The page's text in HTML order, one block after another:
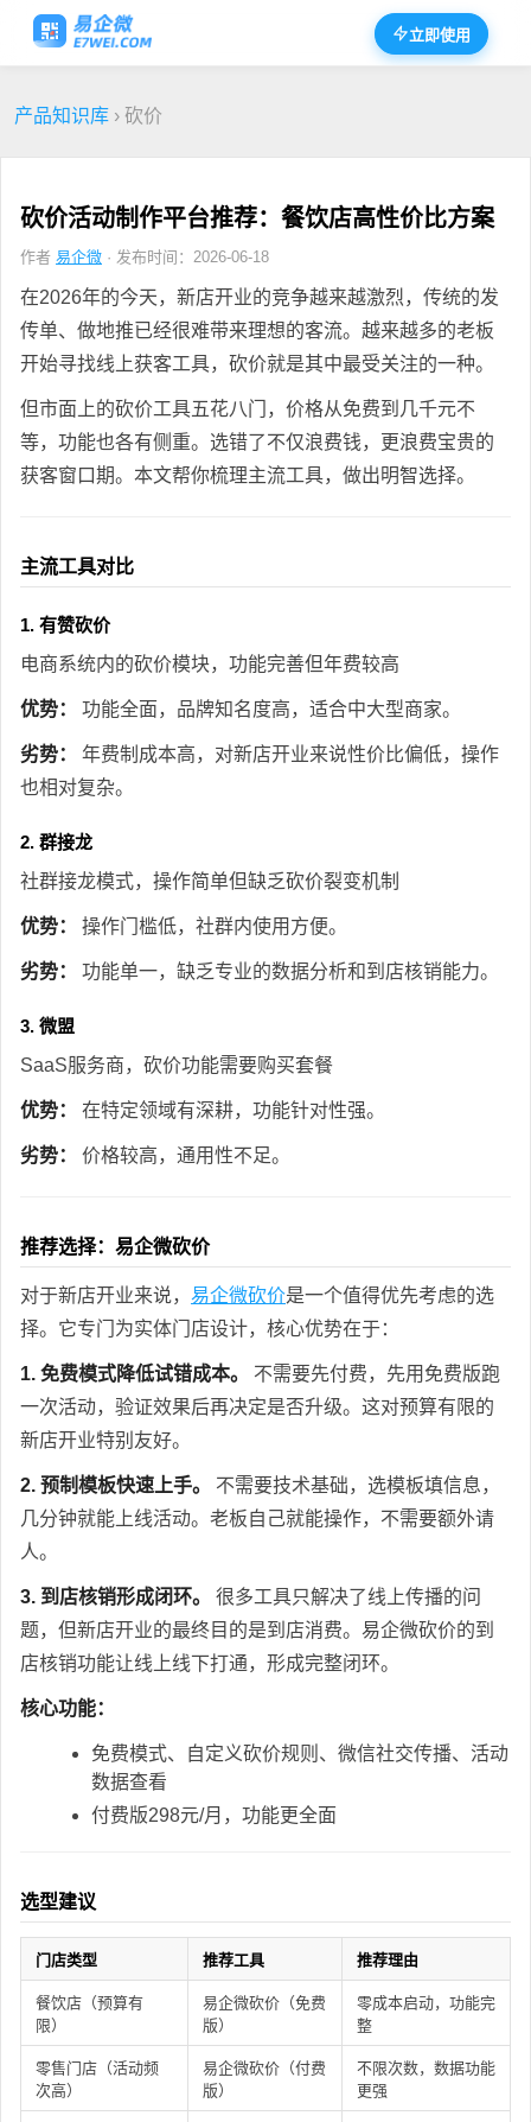
立即使用
产品知识库 › 砍价
砍价活动制作平台推荐：餐饮店高性价比方案
作者 易企微 · 发布时间：2026-06-18
在2026年的今天，新店开业的竞争越来越激烈，传统的发
传单、做地推已经很难带来理想的客流。越来越多的老板
开始寻找线上获客工具，砍价就是其中最受关注的一种。
但市面上的砍价工具五花八门，价格从免费到几千元不
等，功能也各有侧重。选错了不仅浪费钱，更浪费宝贵的
获客窗口期。本文帮你梳理主流工具，做出明智选择。
主流工具对比
1. 有赞砍价
电商系统内的砍价模块，功能完善但年费较高
优势： 功能全面，品牌知名度高，适合中大型商家。
劣势：
年费制成本高，对新店开业来说性价比偏低，操作
也相对复杂。
2. 群接龙
社群接龙模式，操作简单但缺乏砍价裂变机制
优势： 操作门槛低，社群内使用方便。
劣势： 功能单一，缺乏专业的数据分析和到店核销能力。
3. 微盟
SaaS服务商，砍价功能需要购买套餐
优势： 在特定领域有深耕，功能针对性强。
劣势： 价格较高，通用性不足。
推荐选择：易企微砍价
对于新店开业来说， 易企微砍价是一个值得优先考虑的选
择。它专门为实体门店设计，核心优势在于：
1. 免费模式降低试错成本。
不需要先付费，先用免费版跑
一次活动，验证效果后再决定是否升级。这对预算有限的
新店开业特别友好。
2. 预制模板快速上手。
不需要技术基础，选模板填信息，
几分钟就能上线活动。老板自己就能操作，不需要额外请
人。
3. 到店核销形成闭环。
很多工具只解决了线上传播的问
题，但新店开业的最终目的是到店消费。易企微砍价的到
店核销功能让线上线下打通，形成完整闭环。
核心功能：
免费模式、自定义砍价规则、微信社交传播、活动
数据查看
付费版298元/月，功能更全面
选型建议
门店类型 推荐工具 推荐理由
餐饮店（预算有
限）
易企微砍价（免费
版）
零成本启动，功能完
整
零售门店（活动频
次高）
易企微砍价（付费
版）
不限次数，数据功能
更强